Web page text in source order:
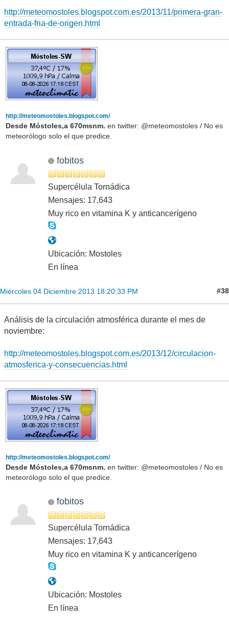
http://meteomostoles.blogspot.com.es/2013/11/primera-gran-
entrada-fria-de-origen.html
http://meteomostoles.blogspot.com/
Desde Móstoles,a 670msnm. en twitter: @meteomostoles / No es
meteorólogo solo el que predice.
fobitos
Supercélula Tornádica
Mensajes: 17,643
Muy rico en vitamina K y anticancerígeno
Ubicación: Mostoles
En línea
Miércoles 04 Diciembre 2013 18:20:33 PM #38
Análisis de la circulación atmosférica durante el mes de
noviembre:
http://meteomostoles.blogspot.com.es/2013/12/circulacion-
atmosferica-y-consecuencias.html
http://meteomostoles.blogspot.com/
Desde Móstoles,a 670msnm. en twitter: @meteomostoles / No es
meteorólogo solo el que predice.
fobitos
Supercélula Tornádica
Mensajes: 17,643
Muy rico en vitamina K y anticancerígeno
Ubicación: Mostoles
En línea